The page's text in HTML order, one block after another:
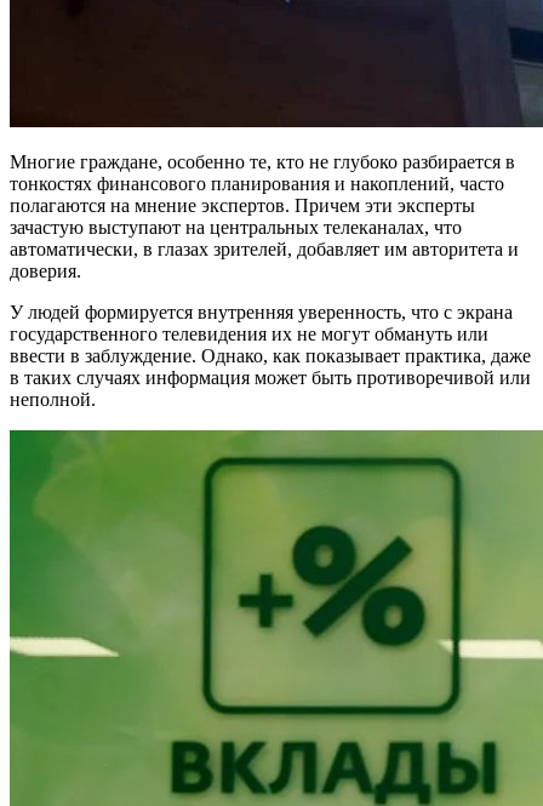
Многие граждане, особенно те, кто не глубоко разбирается в
тонкостях финансового планирования и накоплений, часто
полагаются на мнение экспертов. Причем эти эксперты
зачастую выступают на центральных телеканалах, что
автоматически, в глазах зрителей, добавляет им авторитета и
доверия.
У людей формируется внутренняя уверенность, что с экрана
государственного телевидения их не могут обмануть или
ввести в заблуждение. Однако, как показывает практика, даже
в таких случаях информация может быть противоречивой или
неполной.